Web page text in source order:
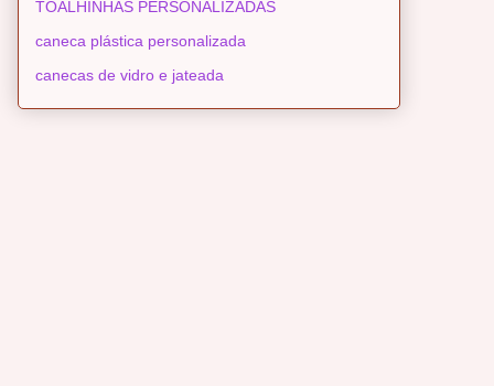
TOALHINHAS PERSONALIZADAS
caneca plástica personalizada
canecas de vidro e jateada